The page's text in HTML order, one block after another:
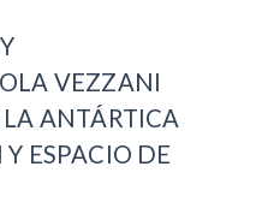
VEZZANI
LA ANTÁRTICA
ESPACIO DE